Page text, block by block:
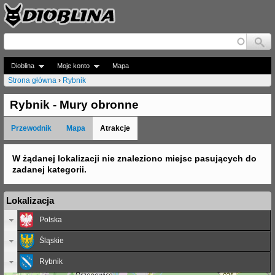
Jump to navigation
Dioblina Moje konto Mapa
J
e
s
e
ś
t
a
Strona główna › Rybnik
Rybnik - Mury obronne
Przewodnik Mapa Atrakcje
W żądanej lokalizacji nie znaleziono miejsc pasujących do
zadanej kategorii.
Lokalizacja
Polska
Śląskie
Rybnik